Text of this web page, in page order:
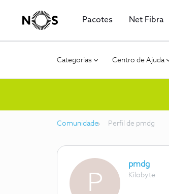
Pacotes Net Fibra
Categorias Centro de Ajuda
Comunidade Perfil de pmdg
P
pmdg
Kilobyte